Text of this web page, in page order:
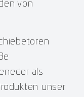
von
als
unser